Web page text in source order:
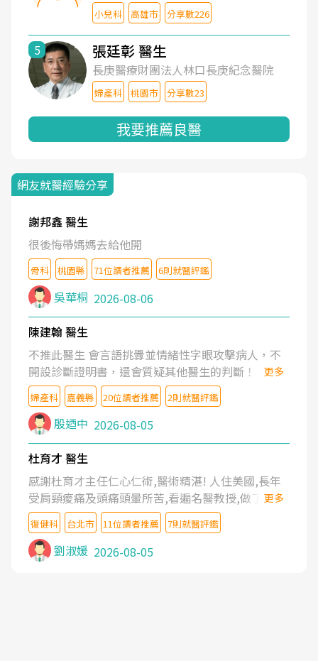
小兒科 高雄市 分享數226
5 張廷彰 醫生
長庚醫療財團法人林口長庚紀念醫院
婦產科 桃園市 分享數23
我要推薦良醫
網友就醫經驗分享
謝邦鑫 醫生
很後悔帶媽媽去給他開
骨科 桃園縣 71位讀者推薦 6則就醫評鑑
吳華桐 2026-08-06
陳建翰 醫生
不推此醫生 會言語挑釁並情緒性字眼攻擊病人，不
開設診斷證明書，還會質疑其他醫生的判斷！
更多
婦產科 嘉義縣 20位讀者推薦 2則就醫評鑑
殷迺中 2026-08-05
杜育才 醫生
感謝杜育才主任仁心仁術,醫術精湛! 人住美國,長年
受肩頸痠痛及頭痛頭暈所苦,看遍名醫教授,做了各種
檢查,也嘗試過西醫打針,中醫針灸及物理徒手治療都
沒有用,後來連吃到嗎啡類止痛藥都效果有限,只是壓
症狀,沒多久就痛起來,多年失眠嚴重影響生活品質.
台灣親友介紹忠孝醫院杜育才主任是頸頭症候群專
更多
復健科 台北市 11位讀者推薦 7則就醫評鑑
劉淑媛 2026-08-05